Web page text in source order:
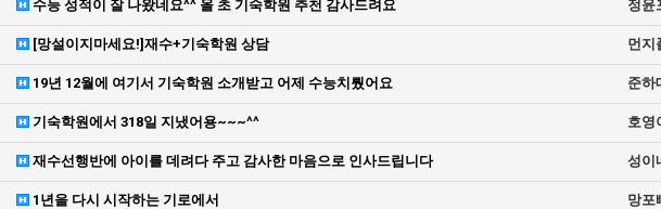
수능 성적이 잘 나왔네요^^ 올 초 기숙학원 추천 감사드려요 정윤
[망설이지마세요!]재수+기숙학원 상담 먼지
19년 12월에 여기서 기숙학원 소개받고 어제 수능치뤘어요 준하
기숙학원에서 318일 지냈어용~~~^^ 호영
재수선행반에 아이를 데려다 주고 감사한 마음으로 인사드립니다 성이
1년을 다시 시작하는 기로에서 망포